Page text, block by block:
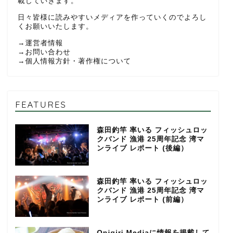
日々皆様に読みやすいメディアを作っていくのでよろし
くお願いいたします。
→ 運営者情報
→ お問い合わせ
→ 個人情報方針・著作権について
FEATURES
森田釣竿 率いる フィッシュロッ
クバンド 漁港 25周年記念 湾マ
ンライブ レポート (後編）
森田釣竿 率いる フィッシュロッ
クバンド 漁港 25周年記念 湾マ
ンライブ レポート (前編）